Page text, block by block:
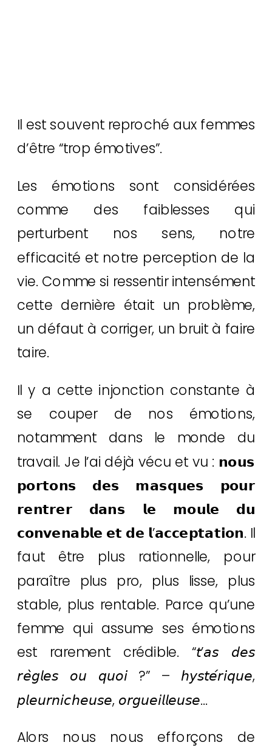
Il est souvent reproché aux femmes
d’être “trop émotives”.
Les émotions sont considérées
comme des faiblesses qui
perturbent nos sens, notre
efficacité et notre perception de la
vie. Comme si ressentir intensément
cette dernière était un problème,
un défaut à corriger, un bruit à faire
taire.
Il y a cette injonction constante à
se couper de nos émotions,
notamment dans le monde du
travail. Je l’ai déjà vécu et vu : 𝗻𝗼𝘂𝘀
𝗽𝗼𝗿𝘁𝗼𝗻𝘀 𝗱𝗲𝘀 𝗺𝗮𝘀𝗾𝘂𝗲𝘀 𝗽𝗼𝘂𝗿
𝗿𝗲𝗻𝘁𝗿𝗲𝗿 𝗱𝗮𝗻𝘀 𝗹𝗲 𝗺𝗼𝘂𝗹𝗲 𝗱𝘂
𝗰𝗼𝗻𝘃𝗲𝗻𝗮𝗯𝗹𝗲 𝗲𝘁 𝗱𝗲 𝗹’𝗮𝗰𝗰𝗲𝗽𝘁𝗮𝘁𝗶𝗼𝗻. Il
faut être plus rationnelle, pour
paraître plus pro, plus lisse, plus
stable, plus rentable. Parce qu’une
femme qui assume ses émotions
est rarement crédible. “𝘵’𝘢𝘴 𝘥𝘦𝘴
𝘳𝘦̀𝘨𝘭𝘦𝘴 𝘰𝘶 𝘲𝘶𝘰𝘪 ?” – 𝘩𝘺𝘴𝘵𝘦́𝘳𝘪𝘲𝘶𝘦,
𝘱𝘭𝘦𝘶𝘳𝘯𝘪𝘤𝘩𝘦𝘶𝘴𝘦, 𝘰𝘳𝘨𝘶𝘦𝘪𝘭𝘭𝘦𝘶𝘴𝘦…
Alors nous nous efforçons de